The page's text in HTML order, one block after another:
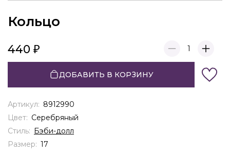
Кольцо
440 1
ДОБАВИТЬ В КОРЗИНУ
Артикул: 8912990
Цвет: Серебряный
Стиль: Бэби-долл
Размер: 17